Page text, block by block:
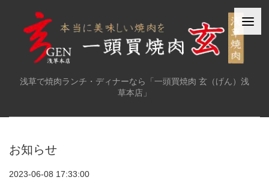
浅草で焼肉ランチ・ディナーなら「一頭買焼肉 玄（げん）浅
草本店」
お知らせ
2023-06-08 17:33:00